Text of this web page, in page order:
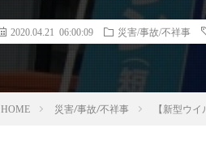
2020.04.21 06:00:09 災害/事故/不祥事
HOME 災害/事故/不祥事 【新型ウ